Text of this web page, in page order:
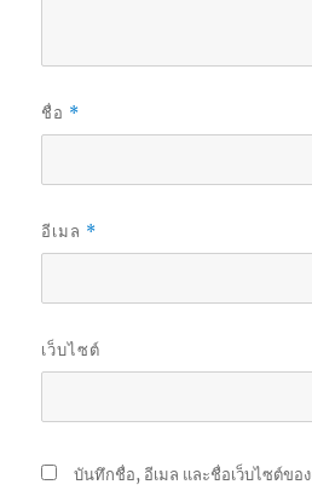
ชื่อ *
อีเมล *
เว็บไซต์
บันทึกชื่อ, อีเมล และชื่อเว็บไซต์ขอ